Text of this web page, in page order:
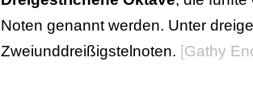
Noten genannt werden. Unter
Zweiunddreißigstelnoten. [Gathy